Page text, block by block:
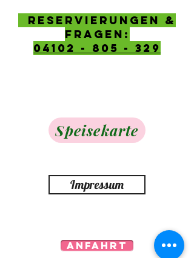
Reservierungen &
Fragen:
04102 - 805 - 329
Speisekarte
Impressum
Anfahrt